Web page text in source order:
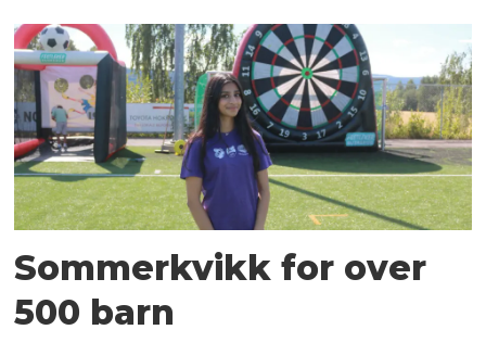
Sommerkvikk for over
500 barn